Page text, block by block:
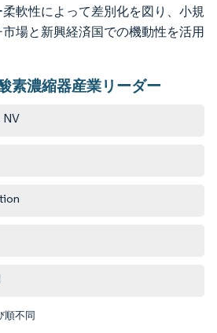
軟性によって差別化を図り、小規
場と新興経済国での機動性を活用
素濃縮器産業リーダー
NV
順不同